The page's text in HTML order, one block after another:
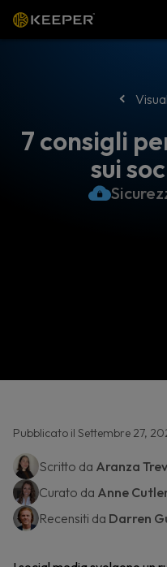
7 consigli
sui
Pubblicato il Settembre 27,
Scritto da Aranza
Curato da Anne
Recensiti da Darren